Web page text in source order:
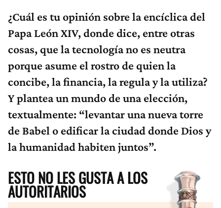
¿Cuál es tu opinión sobre la encíclica del
Papa León XIV, donde dice, entre otras
cosas, que la tecnología no es neutra
porque asume el rostro de quien la
concibe, la financia, la regula y la utiliza?
Y plantea un mundo de una elección,
textualmente: “levantar una nueva torre
de Babel o edificar la ciudad donde Dios y
la humanidad habiten juntos”.
ESTO NO LES GUSTA A LOS
AUTORITARIOS